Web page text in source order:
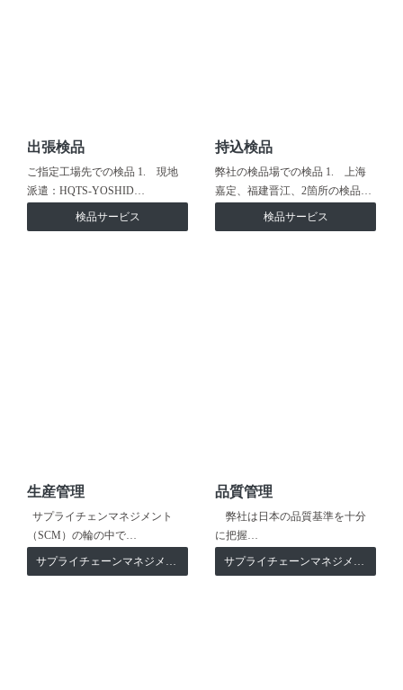
出張検品
ご指定工場先での検品 1. 現地
派遣：HQTS-YOSHID…
検品サービス
持込検品
弊社の検品場での検品 1. 上海
嘉定、福建晋江、2箇所の検品…
検品サービス
生産管理
サプライチェンマネジメント
（SCM）の輪の中で…
サプライチェーンマネジメント
品質管理
弊社は日本の品質基準を十分
に把握…
サプライチェーンマネジメント